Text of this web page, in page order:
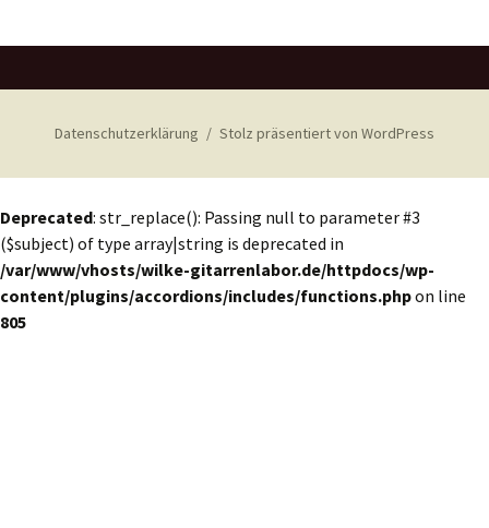
Datenschutzerklärung Stolz präsentiert von WordPress
Deprecated: str_replace(): Passing null to parameter #3
($subject) of type array|string is deprecated in
/var/www/vhosts/wilke-gitarrenlabor.de/httpdocs/wp-
content/plugins/accordions/includes/functions.phpon line
805